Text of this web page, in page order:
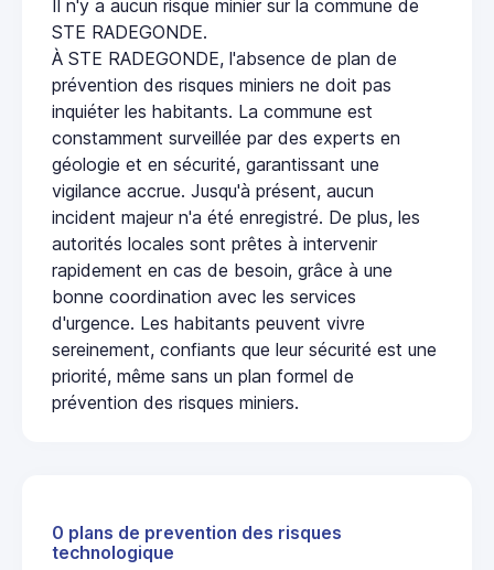
Il n'y a aucun risque minier sur la commune de
STE RADEGONDE.
À STE RADEGONDE, l'absence de plan de
prévention des risques miniers ne doit pas
inquiéter les habitants. La commune est
constamment surveillée par des experts en
géologie et en sécurité, garantissant une
vigilance accrue. Jusqu'à présent, aucun
incident majeur n'a été enregistré. De plus, les
autorités locales sont prêtes à intervenir
rapidement en cas de besoin, grâce à une
bonne coordination avec les services
d'urgence. Les habitants peuvent vivre
sereinement, confiants que leur sécurité est une
priorité, même sans un plan formel de
prévention des risques miniers.
0 plans de prevention des risques
technologique